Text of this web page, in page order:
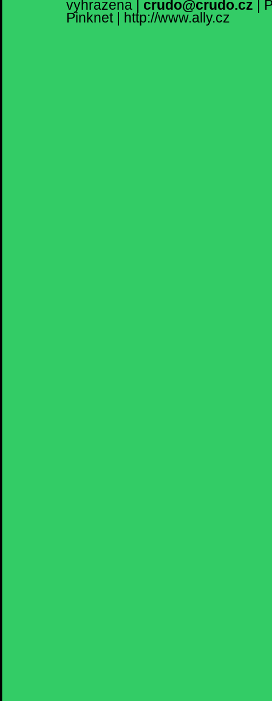
vyhrazena crudo@crudo.cz
Pinknet| http://www.ally.cz